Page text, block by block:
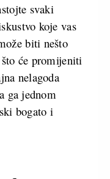
svaki
koje vas
biti nešto
će promijeniti
nelagoda
ga jednom
bogato i